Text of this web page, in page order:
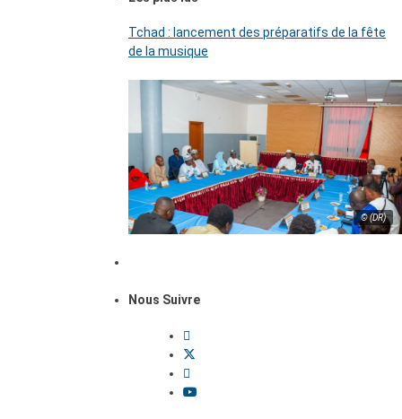
Tchad : lancement des préparatifs de la fête
de la musique
© (DR)
Nous Suivre